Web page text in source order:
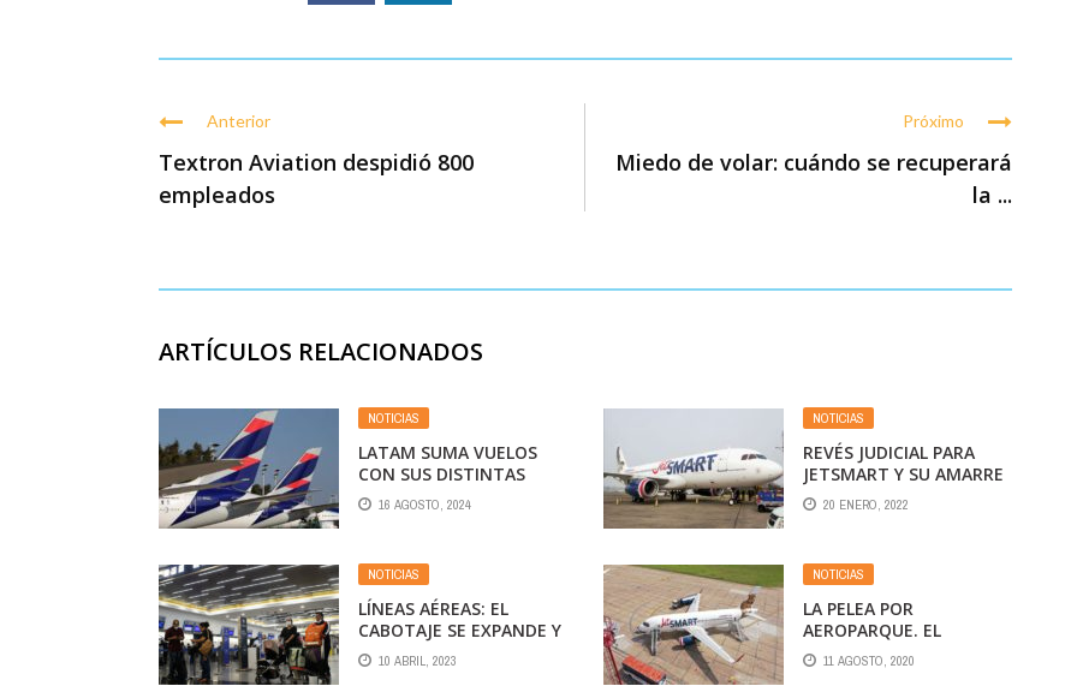
Anterior
Textron Aviation despidió 800
empleados
Próximo
Miedo de volar: cuándo se recuperará
la ...
ARTÍCULOS RELACIONADOS
NOTICIAS
LATAM SUMA VUELOS
CON SUS DISTINTAS
FILIALES A PARTIR DE
OCTUBRE HACIA Y DESDE
MANTENIENDO SU
OFERTA A OTRAS
PROVINCIAS
ARGENTINAS
16 AGOSTO, 2024
NOTICIAS
REVÉS JUDICIAL PARA
JETSMART Y SU AMARRE
EN AEROPARQUE
20 ENERO, 2022
NOTICIAS
LÍNEAS AÉREAS: EL
CABOTAJE SE EXPANDE Y
AUMENTA LA
PARTICIPACIÓN LOW
10 ABRIL, 2023
NOTICIAS
LA PELEA POR
AEROPARQUE. EL
GOBIERNO AMENAZA
CON QUITARLE LOS
11 AGOSTO, 2020